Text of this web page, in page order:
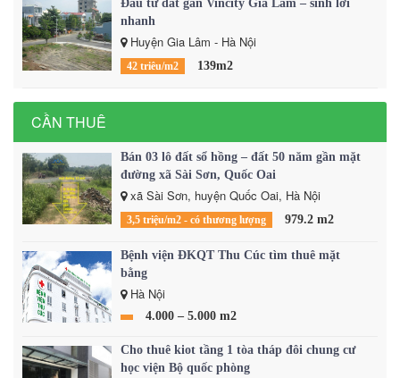
Đầu tư đất gần Vincity Gia Lâm – sinh lời
nhanh
Huyện Gia Lâm - Hà Nội
42 triêu/m2 139m2
CẦN THUÊ
Bán 03 lô đất sổ hồng – đất 50 năm gần mặt
đường xã Sài Sơn, Quốc Oai
xã Sài Sơn, huyện Quốc Oai, Hà Nội
3,5 triệu/m2 - có thương lượng 979.2 m2
Bệnh viện ĐKQT Thu Cúc tìm thuê mặt
bằng
Hà Nội
4.000 – 5.000 m2
Cho thuê kiot tầng 1 tòa tháp đôi chung cư
học viện Bộ quốc phòng